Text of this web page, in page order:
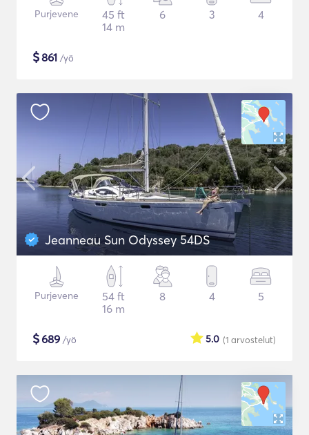
Purjevene
45 ft
14 m
6 3 4
$861 /yö
Jeanneau Sun Odyssey 54DS
Purjevene
54 ft
16 m
8 4 5
$689 /yö (1 arvostelut)
5.0